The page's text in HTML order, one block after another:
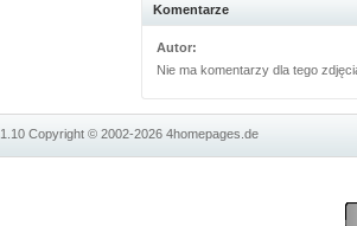
Komentarze
Autor:
Nie ma komentarzy dla tego
1.10Copyright © 2002-20264homepages.de